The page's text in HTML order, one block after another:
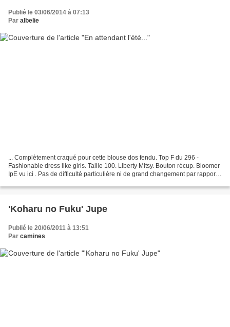
Publié le 03/06/2014 à 07:13
Par albelie
... Complètement craqué pour cette blouse dos fendu. Top F du 296 -
Fashionable dress like girls. Taille 100. Liberty Mitsy. Bouton récup. Bloomer
IpE vu ici . Pas de difficulté particulière ni de grand changement par rapport
'Koharu no Fuku' Jupe
Publié le 20/06/2011 à 13:51
Par camines